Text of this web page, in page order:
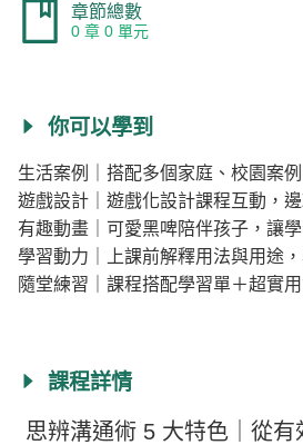
章節總數
0 章 0 單元
你可以學到
生活案例｜搭配多個家庭、校園案
遊戲設計｜遊戲化設計課程互動，
有趣動畫｜可愛黑啤陪伴孩子，讓
學習動力｜上課前解釋用法與用途
隨堂練習｜課程搭配學習單＋超實
課程詳情
思辨溝通術 5 大特色｜從有